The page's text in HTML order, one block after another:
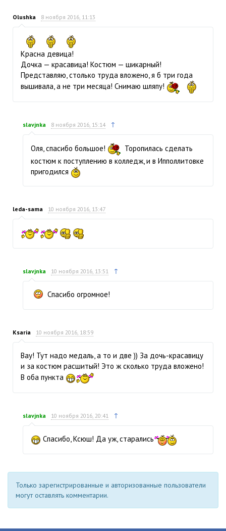
Olushka 8 ноября 2016, 11:13
Красна девица!
Дочка — красавица! Костюм — шикарный!
Представляю, столько труда вложено, я б три года
вышивала, а не три месяца! Снимаю шляпу!
slavjnka 8 ноября 2016, 15:14 ↑
Оля, спасибо большое!
Торопилась сделать
костюм к поступлению в колледж, и в Ипполлитовке
пригодился
leda-sama 10 ноября 2016, 13:47
slavjnka 10 ноября 2016, 13:51 ↑
Спасибо огромное!
Ksaria 10 ноября 2016, 18:59
Вау! Тут надо медаль, а то и две )) За дочь-красавицу
и за костюм расшитый! Это ж сколько труда вложено!
В оба пункта
slavjnka 10 ноября 2016, 20:41 ↑
Спасибо, Ксюш! Да уж, старались
Только зарегистрированные и авторизованные пользователи
могут оставлять комментарии.